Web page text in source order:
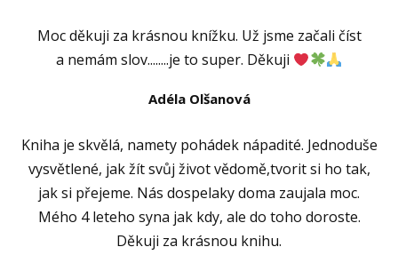
Moc děkuji za krásnou knížku. Už jsme začali číst
a nemám slov........je to super. Děkuji
Adéla Olšanová
Kniha je skvělá, namety pohádek nápadité. Jednoduše
vysvětlené, jak žít svůj život vědomě,tvorit si ho tak,
jak si přejeme. Nás dospelaky doma zaujala moc.
Mého 4 leteho syna jak kdy, ale do toho doroste.
Děkuji za krásnou knihu.